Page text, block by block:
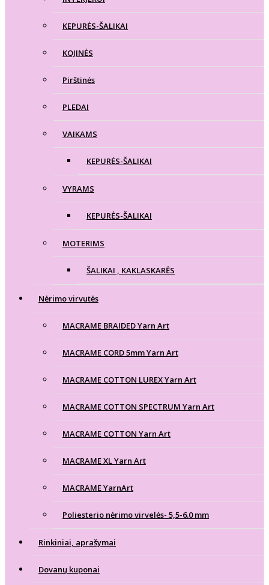
KEPURĖS-ŠALIKAI
KOJINĖS
Pirštinės
PLEDAI
VAIKAMS
KEPURĖS-ŠALIKAI
VYRAMS
KEPURĖS-ŠALIKAI
MOTERIMS
ŠALIKAI , KAKLASKARĖS
Nėrimo virvutės
MACRAME BRAIDED Yarn Art
MACRAME CORD 5mm Yarn Art
MACRAME COTTON LUREX Yarn Art
MACRAME COTTON SPECTRUM Yarn Art
MACRAME COTTON Yarn Art
MACRAME XL Yarn Art
MACRAME YarnArt
Poliesterio nėrimo virvelės- 5,5-6.0 mm
Rinkiniai, aprašymai
Dovanų kuponai